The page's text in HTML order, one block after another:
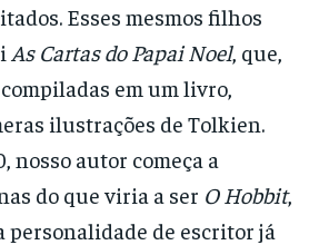
Esses mesmos filhos
As Cartas do Papai Noel, que,
em um livro,
ilustrações de Tolkien.
nosso autor começa a
do que viria a ser O Hobbit,
personalidade de escritor já